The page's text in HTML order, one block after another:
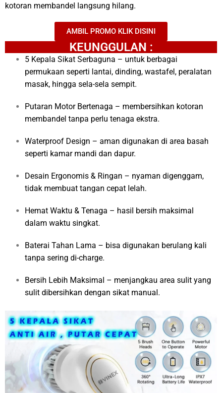
kotoran membandel langsung hilang.
AMBIL PROMO KLIK DISINI
KEUNGGULAN :
5 Kepala Sikat Serbaguna – untuk berbagai
permukaan seperti lantai, dinding, wastafel, peralatan
masak, hingga sela-sela sempit.
Putaran Motor Bertenaga – membersihkan kotoran
membandel tanpa perlu tenaga ekstra.
Waterproof Design – aman digunakan di area basah
seperti kamar mandi dan dapur.
Desain Ergonomis & Ringan – nyaman digenggam,
tidak membuat tangan cepat lelah.
Hemat Waktu & Tenaga – hasil bersih maksimal
dalam waktu singkat.
Baterai Tahan Lama – bisa digunakan berulang kali
tanpa sering di-charge.
Bersih Lebih Maksimal – menjangkau area sulit yang
sulit dibersihkan dengan sikat manual.